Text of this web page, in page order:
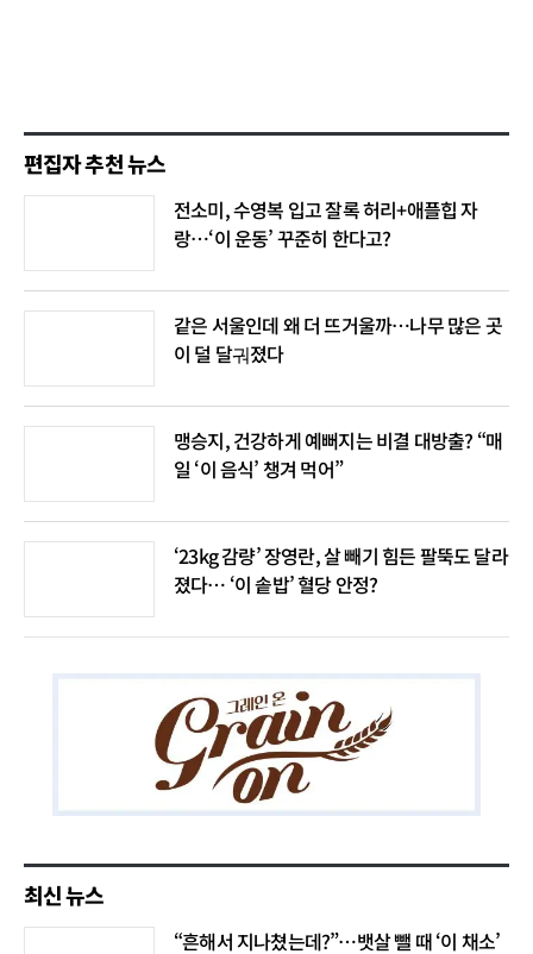
편집자 추천 뉴스
전소미, 수영복 입고 잘록 허리+애플힙 자
랑…‘이 운동’ 꾸준히 한다고?
같은 서울인데 왜 더 뜨거울까…나무 많은 곳
이 덜 달궈졌다
맹승지, 건강하게 예뻐지는 비결 대방출? “매
일 ‘이 음식’ 챙겨 먹어”
‘23kg 감량’ 장영란, 살 빼기 힘든 팔뚝도 달라
졌다… ‘이 솥밥’ 혈당 안정?
최신 뉴스
“흔해서 지나쳤는데?”…뱃살 뺄 때 ‘이 채소’